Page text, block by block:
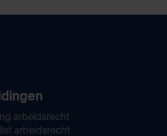
arbeidsrecht
arbeidsrecht